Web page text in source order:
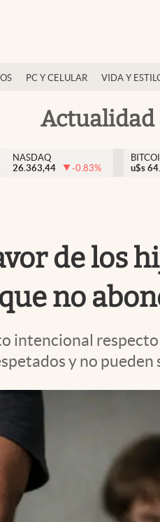
PC Y CELULAR VIDA Y
Actualidad
NASDAQ
26.363,44
-0.83%
u$s
de los
no
y no pueden